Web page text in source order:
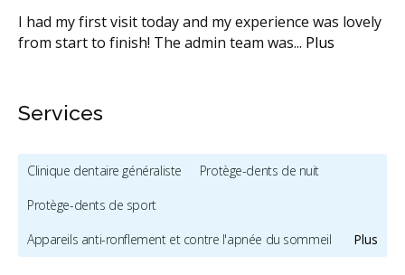
I had my first visit today and my experience was lovely
from start to finish! The admin team was... Plus
Services
Plus
Clinique dentaire généraliste
Protège-dents de nuit
Protège-dents de sport
Appareils anti-ronflement et contre l'apnée du sommeil